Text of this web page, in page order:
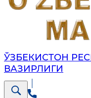
ЎЗБЕКИСТОН
ВАЗИРЛИГИ